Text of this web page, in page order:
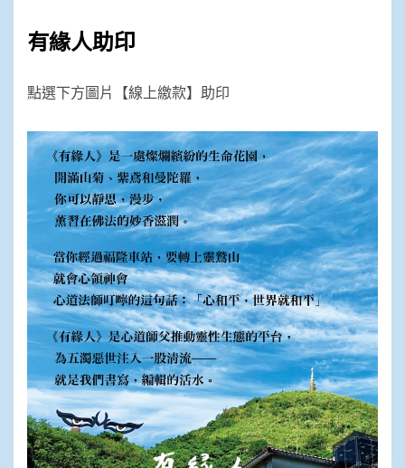
有緣人助印
點選下方圖片【線上繳款】助印